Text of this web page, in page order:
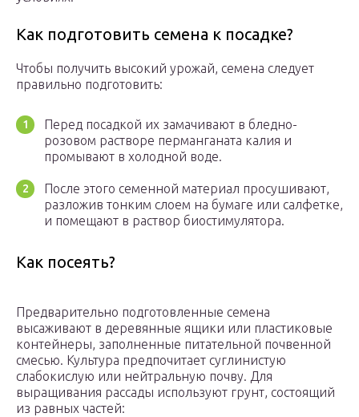
Как подготовить семена к посадке?
Чтобы получить высокий урожай, семена следует
правильно подготовить:
Перед посадкой их замачивают в бледно-
розовом растворе перманганата калия и
промывают в холодной воде.
После этого семенной материал просушивают,
разложив тонким слоем на бумаге или салфетке,
и помещают в раствор биостимулятора.
Как посеять?
Предварительно подготовленные семена
высаживают в деревянные ящики или пластиковые
контейнеры, заполненные питательной почвенной
смесью. Культура предпочитает суглинистую
слабокислую или нейтральную почву. Для
выращивания рассады используют грунт, состоящий
из равных частей: